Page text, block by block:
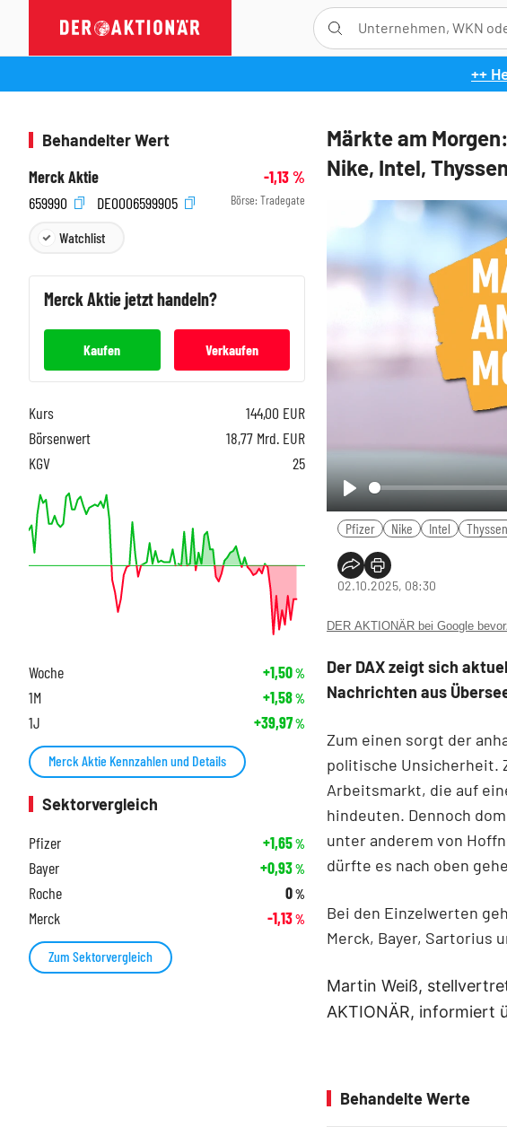
++
Märkte am
Nike, Intel,
Play
Pfizer Nike Intel
02.10.2025, 08:30
DER AKTIONÄR bei Google
Der DAX zeigt sich
Nachrichten aus
Zum einen sorgt der
politische Unsicherheit.
Arbeitsmarkt, die auf
hindeuten. Dennoch
unter anderem von
dürfte es nach oben
Bei den Einzelwerten
Merck, Bayer, Sartorius
Martin Weiß,
AKTIONÄR, informiert
Behandelte Werte
Behandelter Wert
Merck Aktie
-1,13%
659990
DE0006599905 Börse: Tradegate
Watchlist
MerckAktie jetzt handeln?
Kaufen Verkaufen
Kurs 144,00 EUR
Börsenwert
18,77 Mrd. EUR
KGV
25
Woche +1,50%
1M +1,58%
1J +39,97%
Merck Aktie Kennzahlen und Details
Sektorvergleich
Pfizer
+1,65%
Bayer +0,93%
Roche 0%
Merck -1,13%
Zum Sektorvergleich